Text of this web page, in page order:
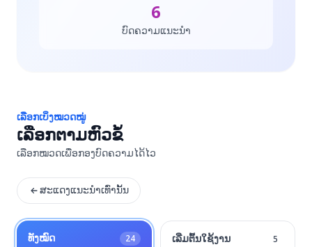
6
ບົດຄວາມແນະນຳ
ເລືອກເບິ່ງໝວດໝູ່
ເລືອກຕາມຫົວຂໍ້
ເລືອກໝວດເພື່ອກອງບົດຄວາມໄດ້ໄວ
ສະແດງແນະນຳເທົ່ານັ້ນ
ທັງໝົດ
24
ເລີ່ມຕົ້ນໃຊ້ງານ 5